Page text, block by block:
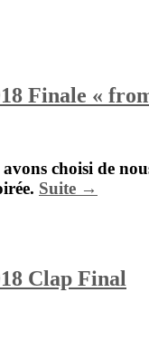
Finale «
avons choisi de
Suite →
Clap Final